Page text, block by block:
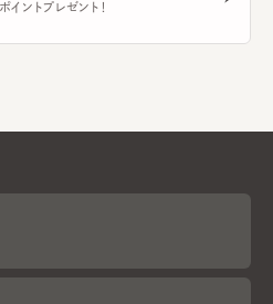
ントプレゼント！